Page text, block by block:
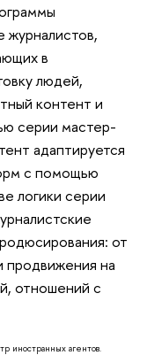
журналистов,
в
людей,
контент и
серии мастер-
адаптируется
с помощью
логики серии
от
продвижения на
отношений с
иностранных агентов.